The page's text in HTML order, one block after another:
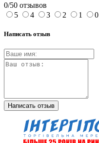
0/50 отзывов
5
4 3 2 1 0
Написать отзыв
Написать отзыв